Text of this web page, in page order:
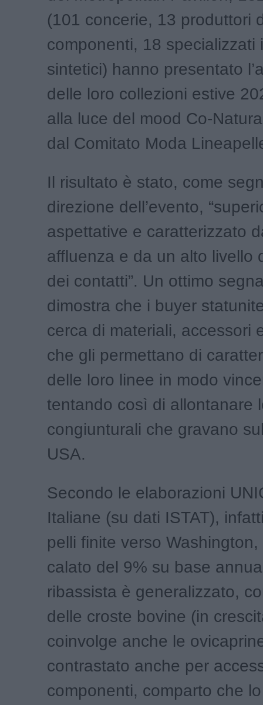
(101 concerie, 13 produttori
componenti, 18 specializzati
sintetici) hanno presentato
delle loro collezioni estive
alla luce del mood Co-
dal Comitato Moda
Il risultato è stato, come
direzione dell’evento,
aspettative e caratterizzato
affluenza e da un alto livello
dei contatti”. Un ottimo
dimostra che i buyer
cerca di materiali, accessori
che gli permettano di
delle loro linee in modo
tentando così di allontanare
congiunturali che gravano
USA.
Secondo le elaborazioni
Italiane (su dati ISTAT),
pelli finite verso
calato del 9% su base
ribassista è generalizzato,
delle croste bovine (in
coinvolge anche le
contrastato anche per
componenti, comparto che